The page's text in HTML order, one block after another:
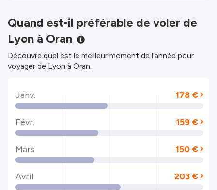
Quand est-il préférable de voler de
Lyon à Oran
Découvre quel est le meilleur moment de l’année pour
voyager de Lyon à Oran.
Janv. 178 €
Févr. 159 €
Mars 150 €
Avril 203 €